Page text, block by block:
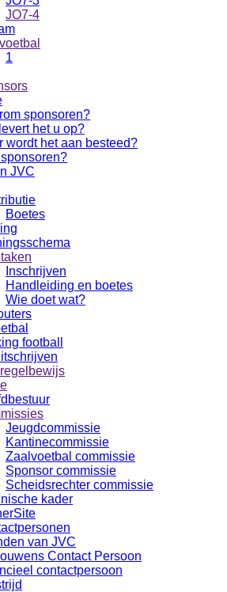
JO7-4
1
sponsoren?
het u op?
wordt het aan besteed?
JVC
Boetes
Inschrijven
Handleiding en boetes
Wie doet wat?
football
Jeugdcommissie
Kantinecommissie
Zaalvoetbal commissie
Sponsor commissie
Scheidsrechter commissie
kader
van JVC
Contact Persoon
contactpersoon